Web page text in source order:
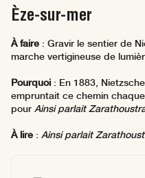
Èze-sur-mer
À faire : Gravir le sentier de
marche vertigineuse de
Pourquoi : En 1883,
empruntait ce chemin
pour Ainsi parlait
À lire : Ainsi parlait